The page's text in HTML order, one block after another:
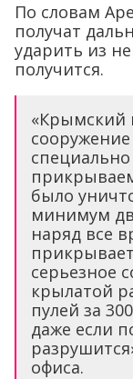
По словам
получат
ударить из
получится.
«Крымский
сооружение
было
минимум
наряд все
серьезное
крылатой
пулей за
даже если
офиса.